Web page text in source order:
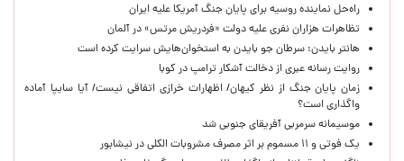
راه‌حل نماینده روسیه برای پایان جنگ آمریکا علیه ایران
تظاهرات هزاران نفری علیه دولت «فردریش مرتس» در آلمان
هانتر بایدن: سرطان جو بایدن به استخوان‌هایش سرایت کرده است
روایت رسانه عبری از دخالت آشکار ترامپ در کوبا
زمان پایان جنگ از نظر کیهان/ اظهارات خرازی اتفاقی نیست/ آیا سایپا آماده
واگذاری است؟
موسیمانه سرمربی آفریقای جنوبی شد
یک فوتی و ۱۱ مسموم بر اثر مصرف مشروبات الکلی در نیشابور